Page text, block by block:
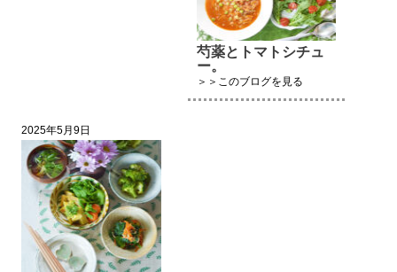
芍薬とトマトシチュ
ー。
＞＞このブログを見る
2025年5月9日